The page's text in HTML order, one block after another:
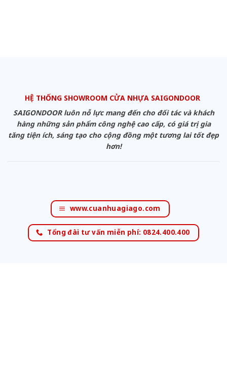
HỆ THỐNG SHOWROOM CỬA NHỰA SAIGONDOOR
SAIGONDOOR luôn nỗ lực mang đến cho đối tác và khách
hàng những sản phẩm công nghệ cao cấp, có giá trị gia
tăng tiện ích, sáng tạo cho cộng đồng một tương lai tốt đẹp
hơn!
www.cuanhuagiago.com
Tổng đài tư vấn miễn phí: 0824.400.400